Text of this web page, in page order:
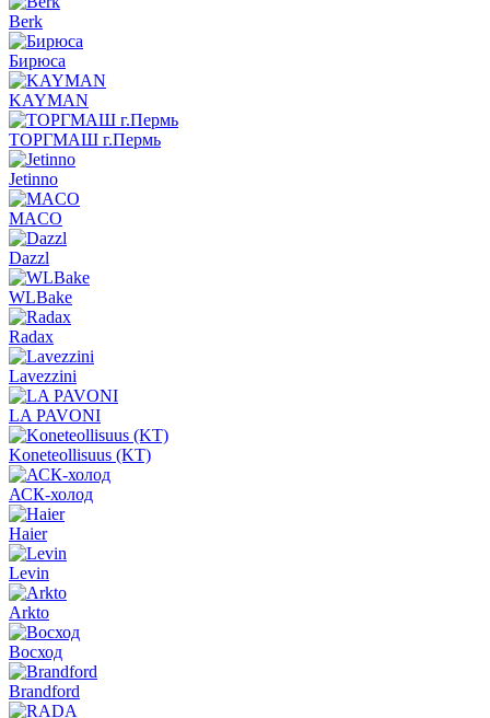
Berk
Бирюса
KAYMAN
ТОРГМАШ г.Пермь
Jetinno
MACO
Dazzl
WLBake
Radax
Lavezzini
LA PAVONI
Koneteollisuus (KT)
АСК-холод
Haier
Levin
Arkto
Восход
Brandford